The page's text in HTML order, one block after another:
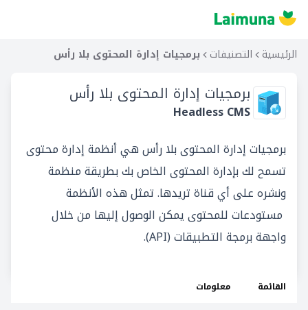
الرئيسية التصنيفات برمجيات إدارة المحتوى بلا رأس
برمجيات إدارة المحتوى بلا رأس
Headless CMS
برمجيات إدارة المحتوى بلا رأس هي أنظمة إدارة محتوى
تسمح لك بإدارة المحتوى الخاص بك بطريقة منظمة
ونشره على أي قناة تريدها. تمثل هذه الأنظمة
مستودعات للمحتوى يمكن الوصول إليها من خلال
واجهة برمجة التطبيقات (API).
القائمة معلومات